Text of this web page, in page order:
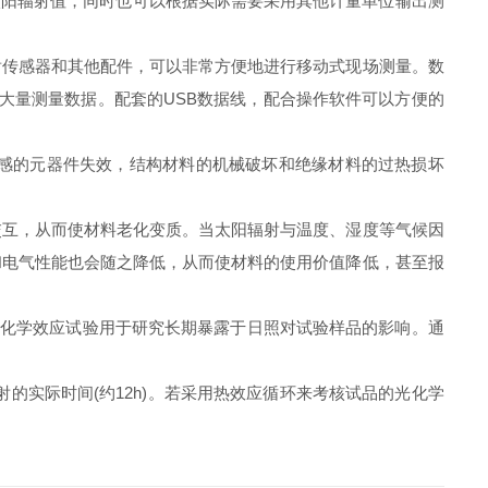
器和其他配件，可以非常方便地进行移动式现场测量。数
量测量数据。配套的USB数据线，配合操作软件可以方便的
元器件失效，结构材料的机械破坏和绝缘材料的过热损坏
从而使材料老化变质。当太阳辐射与温度、湿度等气候因
气性能也会随之降低，从而使材料的使用价值降低，甚至报
效应试验用于研究长期暴露于日照对试验样品的影响。通
实际时间(约12h)。若采用热效应循环来考核试品的光化学